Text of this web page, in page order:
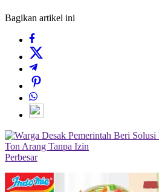
Bagikan artikel ini
Perbesar